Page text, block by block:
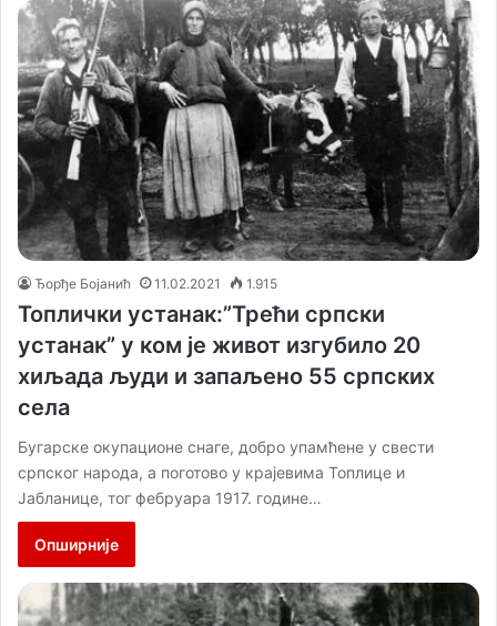
Ђорђе Бојанић 11.02.2021 1.915
Топлички устанак:”Трећи српски
устанак” у ком је живот изгубило 20
хиљада људи и запаљено 55 српских
села
Бугарске окупационе снаге, добро упамћене у свести
српског народа, а поготово у крајевима Топлице и
Јабланице, тог фебруара 1917. године…
Опширније